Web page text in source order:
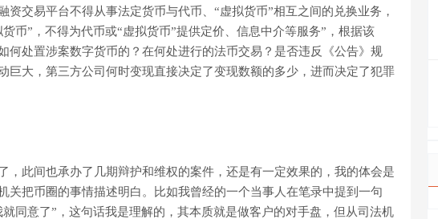
交易平台不得从事法定货币与代币、“虚拟货币”相互之间的兑换业务，
币”，不得为代币或“虚拟货币”提供定价、信息中介等服务”，根据该
何处置涉案数字货币的？在何处进行的法币交易？是否违反《公告》规
巨大，第三方公司何时变现直接决定了变现数额的多少，进而决定了犯罪
，此间也承办了几期辩护和维权的案件，还是有一定效果的，我的体会是
关把币圈的事情描述明白。比如我曾经的一个当事人在笔录中提到一句
同意了”，这句话我是理解的，其本质就是做客户的对手盘，但从司法机